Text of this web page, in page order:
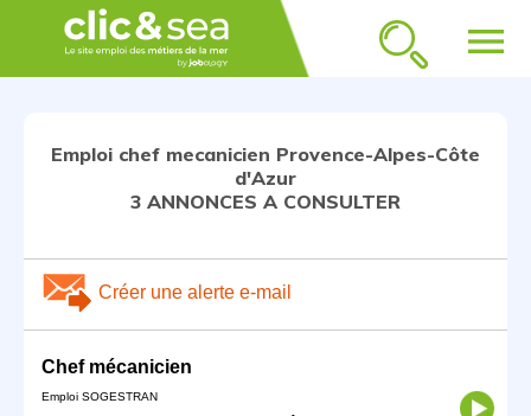
menu
Emploi chef mecanicien Provence-Alpes-Côte
d'Azur
3 ANNONCES A CONSULTER
Créer une alerte e-mail
Chef mécanicien
Emploi SOGESTRAN